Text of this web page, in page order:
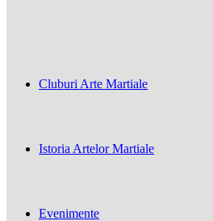
Cluburi Arte Martiale
Istoria Artelor Martiale
Evenimente